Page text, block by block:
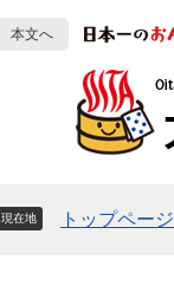
本文へ
現在地 トップページ